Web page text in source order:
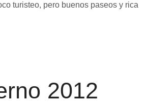
turisteo, pero buenos paseos y rica
2012